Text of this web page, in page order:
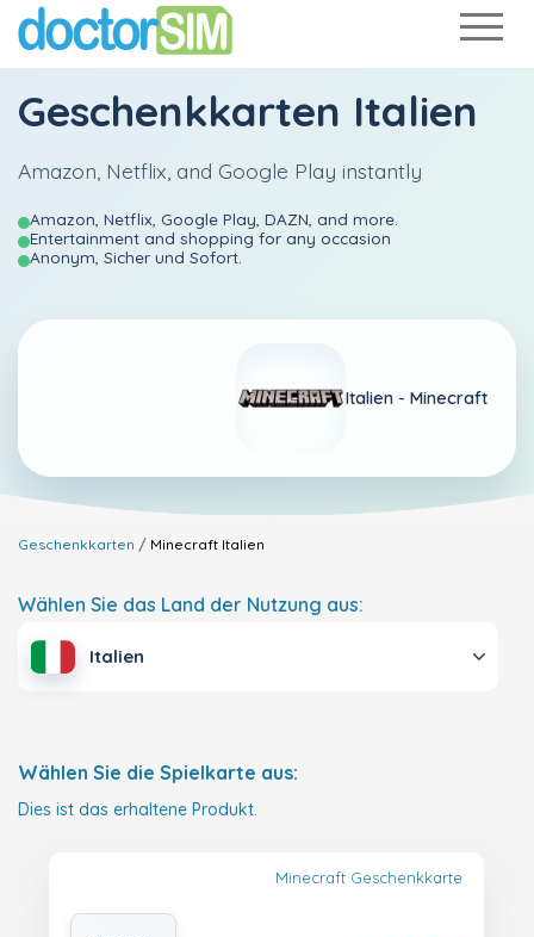
Geschenkkarten Italien
Amazon, Netflix, and Google Play instantly
Amazon, Netflix, Google Play, DAZN, and more.
Entertainment and shopping for any occasion
Anonym, Sicher und Sofort.
Italien - Minecraft
Geschenkkarten Minecraft Italien
Wählen Sie das Land der Nutzung aus:
Italien
Wählen Sie die Spielkarte aus:
Dies ist das erhaltene Produkt.
Minecraft Geschenkkarte